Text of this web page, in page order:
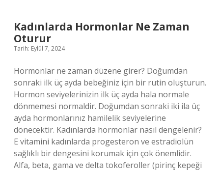
Kadınlarda Hormonlar Ne Zaman
Oturur
Tarih: Eylül 7, 2024
Hormonlar ne zaman düzene girer? Doğumdan
sonraki ilk üç ayda bebeğiniz için bir rutin oluşturun.
Hormon seviyelerinizin ilk üç ayda hala normale
dönmemesi normaldir. Doğumdan sonraki iki ila üç
ayda hormonlarınız hamilelik seviyelerine
dönecektir. Kadınlarda hormonlar nasıl dengelenir?
E vitamini kadınlarda progesteron ve estradiolün
sağlıklı bir dengesini korumak için çok önemlidir.
Alfa, beta, gama ve delta tokoferoller (pirinç kepeği